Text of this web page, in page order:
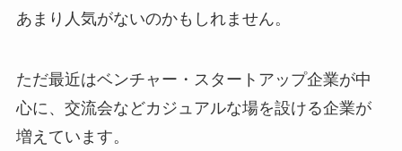
あまり人気がないのかもしれません。
ただ最近はベンチャー・スタートアップ企業が中
心に、交流会などカジュアルな場を設ける企業が
増えています。